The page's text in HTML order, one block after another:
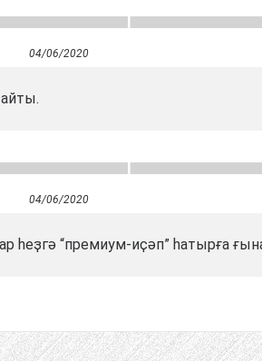
04/06/2020
04/06/2020
һеҙгә “премиум-иҫәп” һатырға